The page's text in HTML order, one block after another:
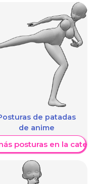
de patadas
de anime
posturas en la